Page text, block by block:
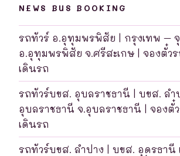
NEWS BUS BOOKING
รถทัวร์ อ.อุทุมพรพิสัย | กรุงเทพ –
อ.อุทุมพรพิสัย จ.ศรีสะเกษ | จองตั๋วร
เดินรถ
รถทัวร์บขส. อุบลราชธานี | บขส. ลำ
อุบลราชธานี จ.อุบลราชธานี | จองตั๋
เดินรถ
รถทัวร์บขส. ลำปาง | บขส. อุดรธานี